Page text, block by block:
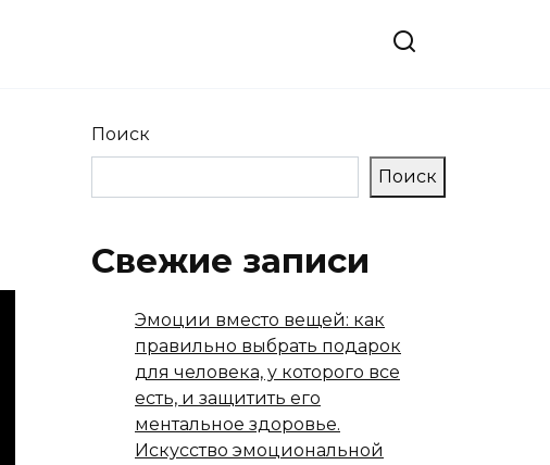
Поиск
Поиск
Свежие записи
Эмоции вместо вещей: как
правильно выбрать подарок
для человека, у которого все
есть, и защитить его
ментальное здоровье.
Искусство эмоциональной